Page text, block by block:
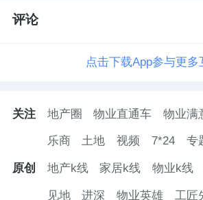
评论
点击下载App参与更多
关注 地产圈 物业直通车 物业满
乐商 土地 视频 7*24 专
原创 地产k线 家居k线 物业k线
见地 进深 物业英雄 工匠